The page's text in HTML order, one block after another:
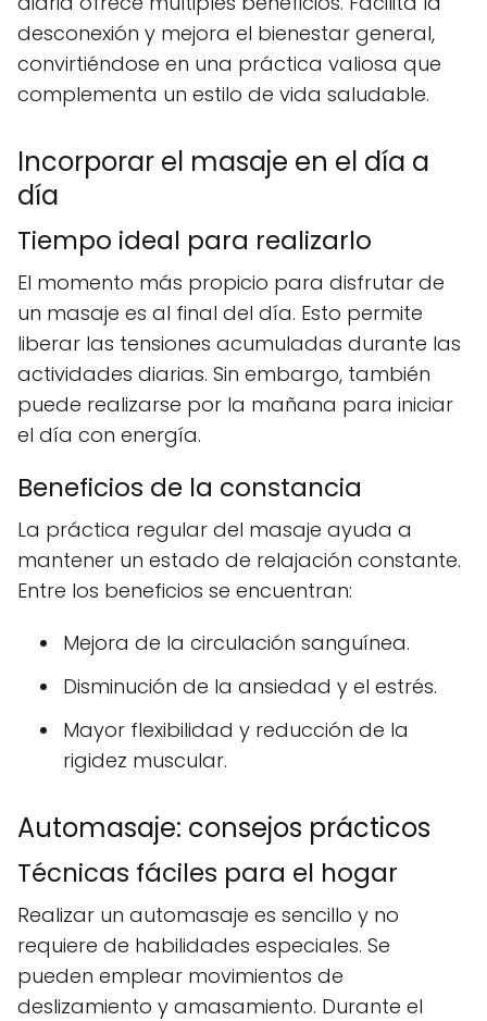
desconexión y mejora el bienestar general,
convirtiéndose en una práctica valiosa que
complementa un estilo de vida saludable.
Incorporar el masaje en el día a
día
Tiempo ideal para realizarlo
El momento más propicio para disfrutar de
un masaje es al final del día. Esto permite
liberar las tensiones acumuladas durante las
actividades diarias. Sin embargo, también
puede realizarse por la mañana para iniciar
el día con energía.
Beneficios de la constancia
La práctica regular del masaje ayuda a
mantener un estado de relajación constante.
Entre los beneficios se encuentran:
Mejora de la circulación sanguínea.
Disminución de la ansiedad y el estrés.
Mayor flexibilidad y reducción de la
rigidez muscular.
Automasaje: consejos prácticos
Técnicas fáciles para el hogar
Realizar un automasaje es sencillo y no
requiere de habilidades especiales. Se
pueden emplear movimientos de
deslizamiento y amasamiento. Durante el